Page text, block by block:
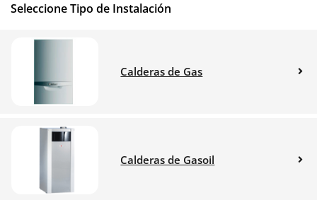
Seleccione Tipo de Instalación
Calderas de Gas
Calderas de Gasoil